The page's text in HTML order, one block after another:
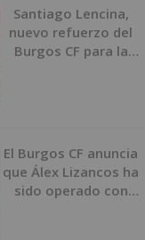
Santiago Lencina,
nuevo refuerzo del
Burgos CF para la
El Burgos CF anuncia
que Álex Lizancos ha
sido operado con